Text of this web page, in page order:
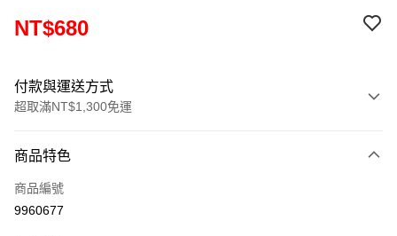
NT$680
付款與運送方式
超取滿NT$1,300免運
信用卡一次付款
超商取貨付款
商品特色
商品編號
9960677